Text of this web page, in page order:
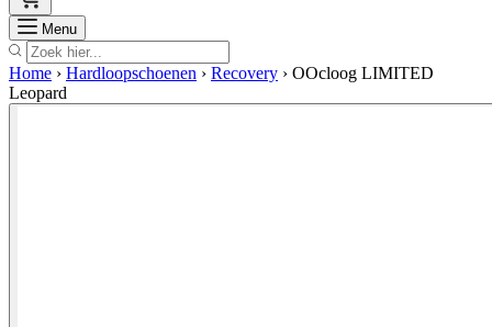
Menu Zoek
Home › Hardloopschoenen › Recovery › OOcloog LIMITED
Leopard